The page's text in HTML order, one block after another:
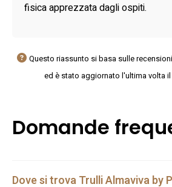
fisica apprezzata dagli ospiti.
Questo riassunto si basa sulle
ed è stato aggiornato l'ultima volta il
Domande
Dove si trova Trulli Almaviva by